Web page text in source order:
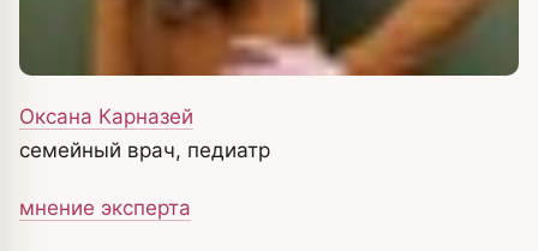
Оксана Карназей
семейный врач, педиатр
мнение эксперта